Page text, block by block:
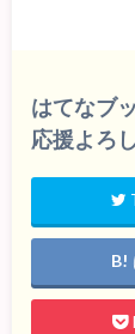
はてなブ
応援よろ